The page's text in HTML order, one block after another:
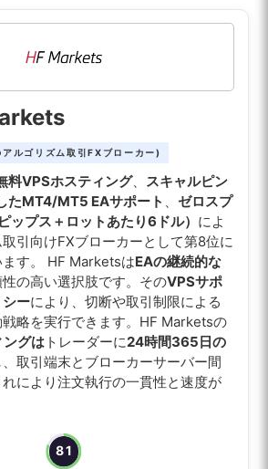
ルゴリズム取引FXブローカー)
料VPSホスティング、 スキャルピン
たMT4/MT5 EAサポート 、 ゼロスプ
ップス＋ロットあたり6ドル） によ
引向けFXブローカーとして第8位に
す。 HF MarketsはEAの継続的な
の高い選択肢です。そのVPSサポ
ーにより、切断や取引制限による
略を実行できます。HF Marketsの
グはトレーダーに24時間365日の
取引端末とブローカーサーバー間
により注文執行の一貫性と速度が
81